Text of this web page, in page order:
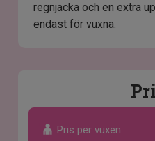
regnjacka och en extra
endast för vuxna.
Pris per vuxen